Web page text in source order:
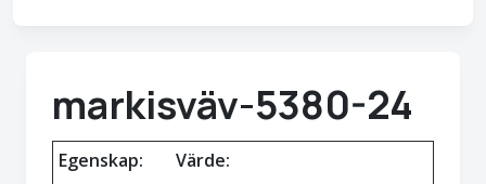
markisväv-5380-24
Egenskap:
Värde: